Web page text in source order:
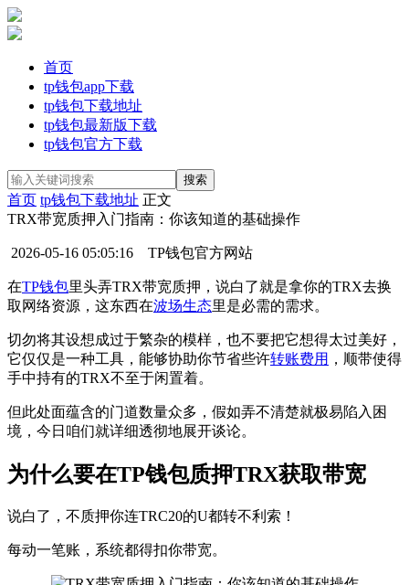
首页
tp钱包app下载
tp钱包下载地址
tp钱包最新版下载
tp钱包官方下载
首页 tp钱包下载地址 正文
TRX带宽质押入门指南：你该知道的基础操作
2026-05-16 05:05:16 TP钱包官方网站
在TP钱包里头弄TRX带宽质押，说白了就是拿你的TRX去换
取网络资源，这东西在波场生态里是必需的需求。
切勿将其设想成过于繁杂的模样，也不要把它想得太过美好，
它仅仅是一种工具，能够协助你节省些许转账费用 ，顺带使得
手中持有的TRX不至于闲置着。
但此处面蕴含的门道数量众多，假如弄不清楚就极易陷入困
境，今日咱们就详细透彻地展开谈论。
为什么要在TP钱包质押TRX获取带宽
说白了，不质押你连TRC20的U都转不利索！
每动一笔账，系统都得扣你带宽。